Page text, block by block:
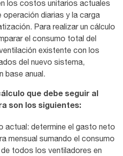
los costos unitarios actuales
operación diarias y la carga
Para realizar un cálculo
el consumo total del
existente con los
del nuevo sistema,
base anual.
que debe seguir al
son los siguientes:
actual: determine el gasto neto
mensual sumando el consumo
todos los ventiladores en